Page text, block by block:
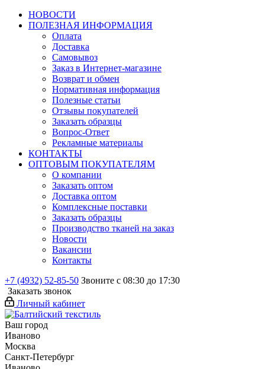
НОВОСТИ
ПОЛЕЗНАЯ ИНФОРМАЦИЯ
Оплата
Доставка
Самовывоз
Заказ в Интернет-магазине
Возврат и обмен
Нормативная информация
Полезные статьи
Отзывы покупателей
Заказать образцы
Вопрос-Ответ
Рекламные материалы
КОНТАКТЫ
ОПТОВЫМ ПОКУПАТЕЛЯМ
О компании
Заказать оптом
Доставка оптом
Комплексные поставки
Заказать образцы
Производство тканей на заказ
Новости
Вакансии
Контакты
+7 (4932) 52-85-50 Звоните с 08:30 до 17:30
Заказать звонок
Личный кабинет
Ваш город
Иваново
Москва
Санкт-Петербург